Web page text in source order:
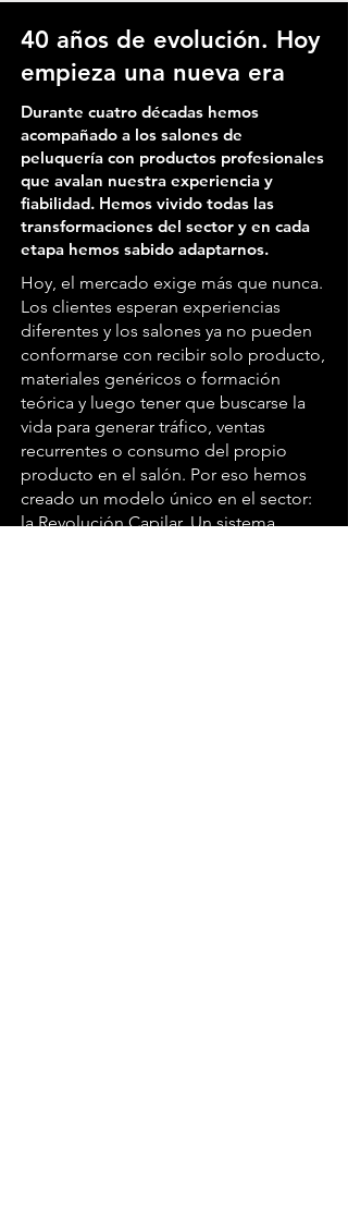
40 años de evolución. Hoy
empieza una nueva era
Durante cuatro décadas hemos
acompañado a los salones de
peluquería con productos profesionales
que avalan nuestra experiencia y
fiabilidad. Hemos vivido todas las
transformaciones del sector y en cada
etapa hemos sabido adaptarnos.
Hoy, el mercado exige más que nunca.
Los clientes esperan experiencias
diferentes y los salones ya no pueden
conformarse con recibir solo producto,
materiales genéricos o formación
teórica y luego tener que buscarse la
vida para generar tráfico, ventas
recurrentes o consumo del propio
producto en el salón. Por eso hemos
creado un modelo único en el sector:
la Revolución Capilar. Un sistema